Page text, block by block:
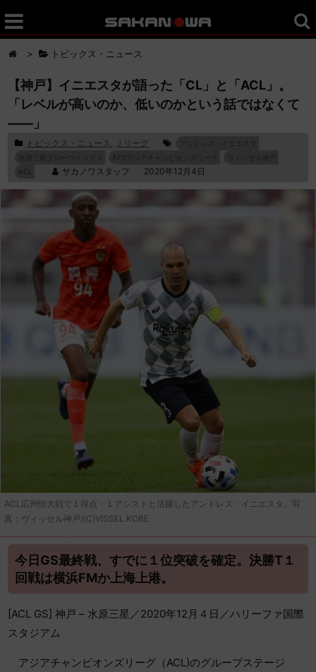
> トピックス・ニュース
【神戸】イニエスタが語った「CL」と「ACL」。
「レベルが高いのか、低いのかという話ではなくて
――」
トピックス・ニュース , Ｊリーグ
AFCアジアチャンピオンズリーグ
ヴィッセル神戸
ACL
サカノワスタッフ 2020年12月4日
ACL広州恒大戦で１得点・１アシストと活躍したアンドレス・イニエスタ。写
真：ヴィッセル神戸/(C)VISSEL KOBE
今日GS最終戦、すでに１位突破を確定。決勝T１
回戦は横浜FMか上海上港。
[ACL GS] 神戸 – 水原三星／2020年12月４日／ハリーファ国際
スタジアム
アジアチャンピオンズリーグ（ACL)のグループステージ